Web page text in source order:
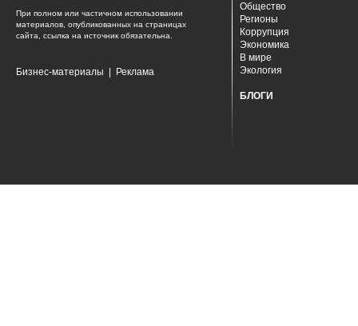
При полном или частичном использовании
материалов, опубликованных на страницах
сайта, ссылка на источник обязательна.
Бизнес-материалы Реклама
Общество
Регионы
Коррупция
Экономика
В мире
Экология
БЛОГИ